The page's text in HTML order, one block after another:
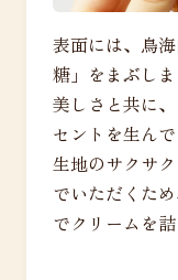
表面には、鳥
糖」をまぶし
美しさと共に
セントを生んで
生地のサクサ
でいただくた
でクリームを